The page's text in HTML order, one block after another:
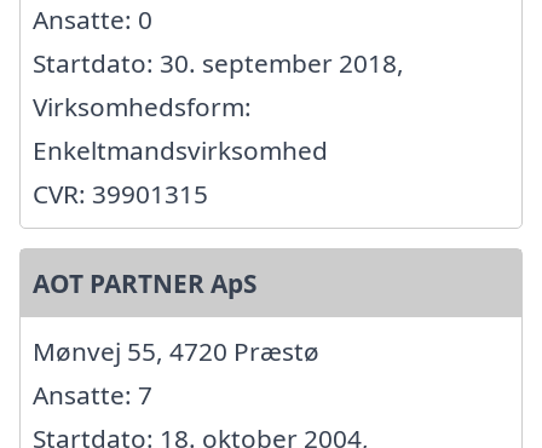
Ansatte: 0
Startdato: 30. september 2018,
Virksomhedsform:
Enkeltmandsvirksomhed
CVR: 39901315
AOT PARTNER ApS
Mønvej 55, 4720 Præstø
Ansatte: 7
Startdato: 18. oktober 2004,